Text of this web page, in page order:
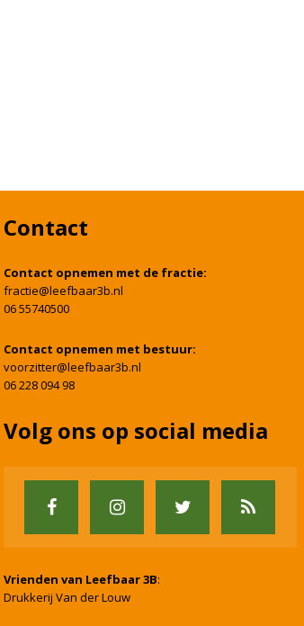
Contact
Contact opnemen met de fractie:
fractie@leefbaar3b.nl
06 55740500
Contact opnemen met bestuur:
voorzitter@leefbaar3b.nl
06 228 094 98
Volg ons op social media
Vrienden van Leefbaar 3B:
Drukkerij Van der Louw